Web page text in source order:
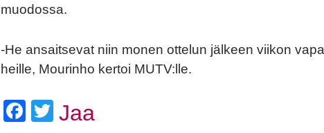
muodossa.
-He ansaitsevat niin monen ottelun jälkeen viikon
heille, Mourinho kertoi MUTV:lle.
Facebook
Twitter
Jaa